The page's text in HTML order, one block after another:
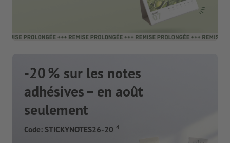
-20 % sur les notes
adhésives – en août
seulement
Code: STICKYNOTES26-20 4